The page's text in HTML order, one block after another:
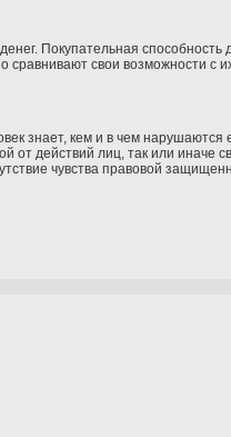
Покупательная
свои возможности с
знает, кем и в чем нарушаются
действий лиц, так или иначе
чувства правовой